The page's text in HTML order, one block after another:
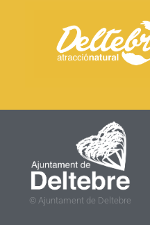
© Ajuntament de Deltebre